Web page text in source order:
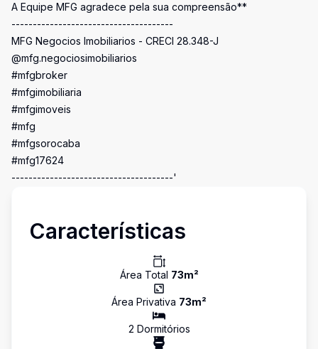
A Equipe MFG agradece pela sua compreensão**
--------------------------------------
MFG Negocios Imobiliarios - CRECI 28.348-J
@mfg.negociosimobiliarios
#mfgbroker
#mfgimobiliaria
#mfgimoveis
#mfg
#mfgsorocaba
#mfg17624
--------------------------------------'
Características
Área Total 73m²
Área Privativa 73m²
2 Dormitórios